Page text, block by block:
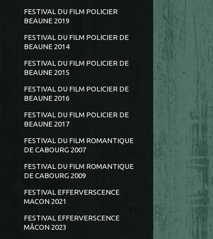
FESTIVAL DU FILM POLICIER
BEAUNE 2019
FESTIVAL DU FILM POLICIER DE
BEAUNE 2014
FESTIVAL DU FILM POLICIER DE
BEAUNE 2015
FESTIVAL DU FILM POLICIER DE
BEAUNE 2016
FESTIVAL DU FILM POLICIER DE
BEAUNE 2017
FESTIVAL DU FILM ROMANTIQUE
DE CABOURG 2007
FESTIVAL DU FILM ROMANTIQUE
DE CABOURG 2009
FESTIVAL EFFERVERSCENCE
MACON 2021
FESTIVAL EFFERVERSCENCE
MÂCON 2023